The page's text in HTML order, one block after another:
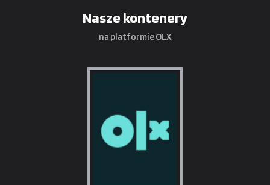
Nasze kontenery
na platformie OLX